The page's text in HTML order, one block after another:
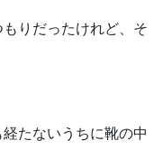
りだったけれど、そ
たないうちに靴の中